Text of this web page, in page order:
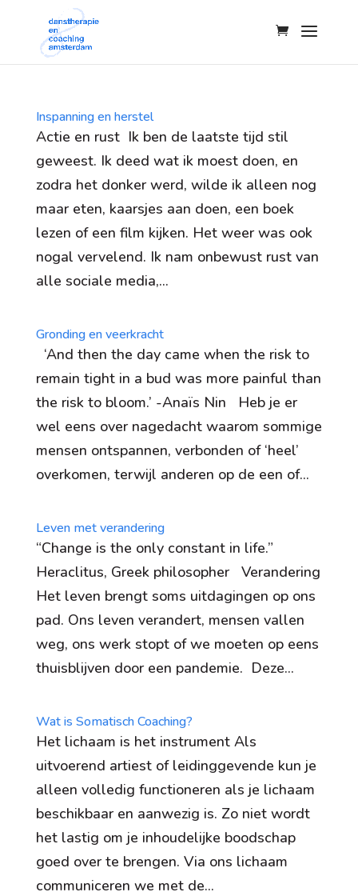
Inspanning en herstel
Actie en rust Ik ben de laatste tijd stil
geweest. Ik deed wat ik moest doen, en
zodra het donker werd, wilde ik alleen nog
maar eten, kaarsjes aan doen, een boek
lezen of een film kijken. Het weer was ook
nogal vervelend. Ik nam onbewust rust van
alle sociale media,...
Gronding en veerkracht
‘And then the day came when the risk to
remain tight in a bud was more painful than
the risk to bloom.’ -Anaïs Nin Heb je er
wel eens over nagedacht waarom sommige
mensen ontspannen, verbonden of ‘heel’
overkomen, terwijl anderen op de een of...
Leven met verandering
“Change is the only constant in life.”
Heraclitus, Greek philosopher Verandering
Het leven brengt soms uitdagingen op ons
pad. Ons leven verandert, mensen vallen
weg, ons werk stopt of we moeten op eens
thuisblijven door een pandemie. Deze...
Wat is Somatisch Coaching?
Het lichaam is het instrument Als
uitvoerend artiest of leidinggevende kun je
alleen volledig functioneren als je lichaam
beschikbaar en aanwezig is. Zo niet wordt
het lastig om je inhoudelijke boodschap
goed over te brengen. Via ons lichaam
communiceren we met de...